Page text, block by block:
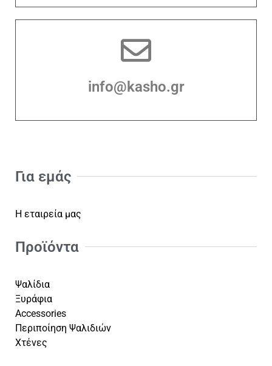
info@kasho.gr
Για εμάς
Η εταιρεία μας
Προϊόντα
Ψαλίδια
Ξυράφια
Accessories
Περιποίηση Ψαλιδιών
Χτένες